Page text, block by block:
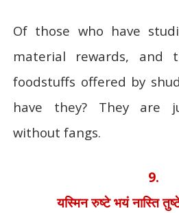
Of those who have
material rewards, and
foodstuffs offered by
have they? They are
without fangs.
9.
यस्मिन रुष्टे भयं नास्ति